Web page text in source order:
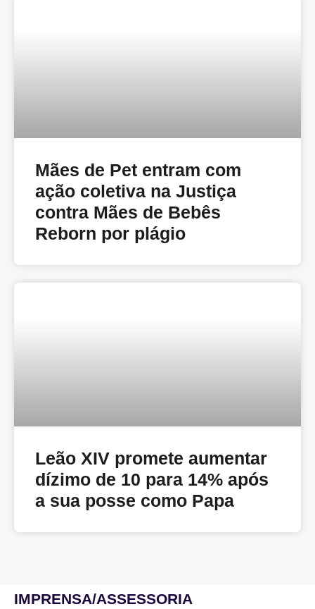
Mães de Pet entram com
ação coletiva na Justiça
contra Mães de Bebês
Reborn por plágio
Leão XIV promete aumentar
dízimo de 10 para 14% após
a sua posse como Papa
IMPRENSA/ASSESSORIA